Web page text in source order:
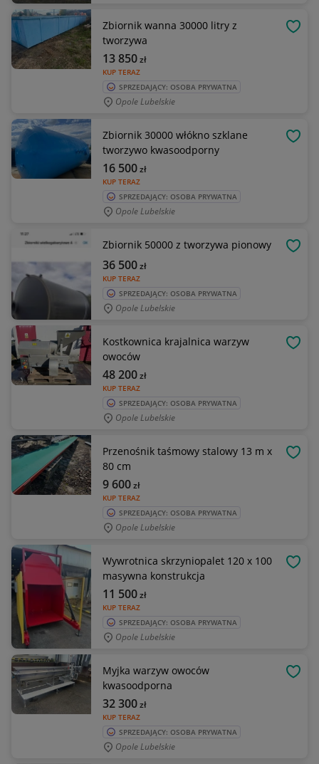
Zbiornik wanna 30000 litry z
tworzywa
KUP TERAZ
13 850zł
SPRZEDAJĄCY: OSOBA PRYWATNA
Opole Lubelskie
Zbiornik 30000 włókno szklane
tworzywo kwasoodporny
KUP TERAZ
16 500zł
SPRZEDAJĄCY: OSOBA PRYWATNA
Opole Lubelskie
Zbiornik 50000 z tworzywa pionowy
KUP TERAZ
36 500zł
SPRZEDAJĄCY: OSOBA PRYWATNA
Opole Lubelskie
Kostkownica krajalnica warzyw
owoców
KUP TERAZ
48 200zł
SPRZEDAJĄCY: OSOBA PRYWATNA
Opole Lubelskie
Przenośnik taśmowy stalowy 13 m x
80 cm
KUP TERAZ
9 600zł
SPRZEDAJĄCY: OSOBA PRYWATNA
Opole Lubelskie
Wywrotnica skrzyniopalet 120 x 100
masywna konstrukcja
KUP TERAZ
11 500zł
SPRZEDAJĄCY: OSOBA PRYWATNA
Opole Lubelskie
Myjka warzyw owoców
kwasoodporna
KUP TERAZ
32 300zł
SPRZEDAJĄCY: OSOBA PRYWATNA
Opole Lubelskie